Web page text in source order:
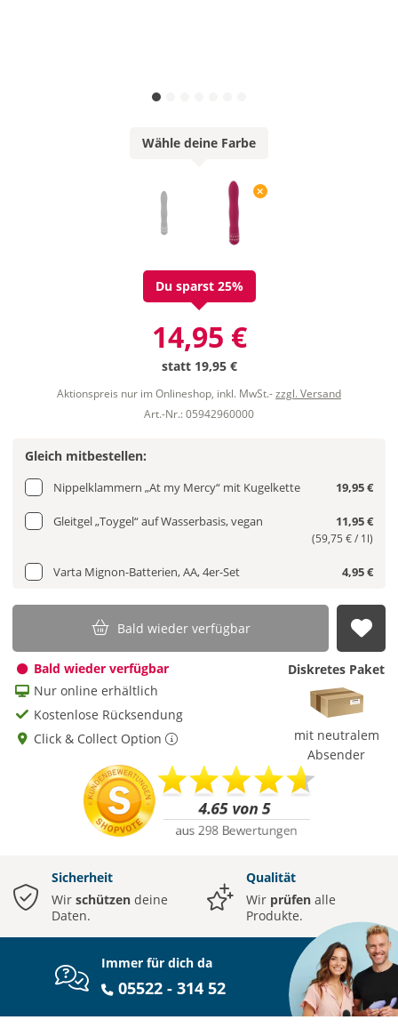
Wähle deine Farbe
Du sparst 25%
14,95 €
statt 19,95 €
Aktionspreis nur im Onlineshop, inkl. MwSt.-zzgl. Versand
Art.-Nr.: 05942960000
Gleich mitbestellen:
Nippelklammern „At my Mercy“ mit Kugelkette 19,95 €
Gleitgel „Toygel“ auf Wasserbasis, vegan 11,95 €
(59,75 € / 1l)
Varta Mignon-Batterien, AA, 4er-Set 4,95 €
Bald wieder verfügbar
Bald wieder verfügbar
Nur online erhältlich
Kostenlose Rücksendung
Click & Collect Option
Diskretes Paket
mit neutralem
Absender
Sicherheit
Wir schützen deine
Daten.
Qualität
Wir prüfen alle
Produkte.
Immer für dich da
05522 - 314 52